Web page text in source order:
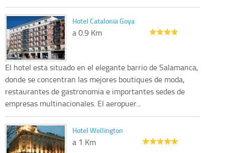
Hotel Catalonia Goya
a 0.9 Km
El hotel esta situado en el elegante barrio de Salamanca,
donde se concentran las mejores boutiques de moda,
restaurantes de gastronomia e importantes sedes de
empresas multinacionales. El aeropuer...
Hotel Wellington
a 1 Km